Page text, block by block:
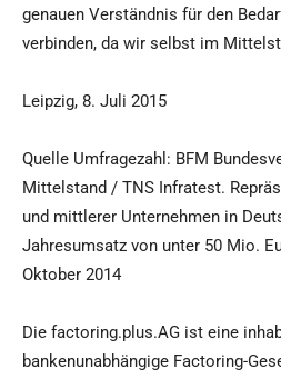
genauen Verständnis für den
verbinden, da wir selbst im
Leipzig, 8. Juli 2015
Quelle Umfragezahl: BFM
Mittelstand / TNS Infratest.
und mittlerer Unternehmen in
Jahresumsatz von unter 50 Mio.
Oktober 2014
Die factoring.plus.AG ist eine
bankenunabhängige Factoring-